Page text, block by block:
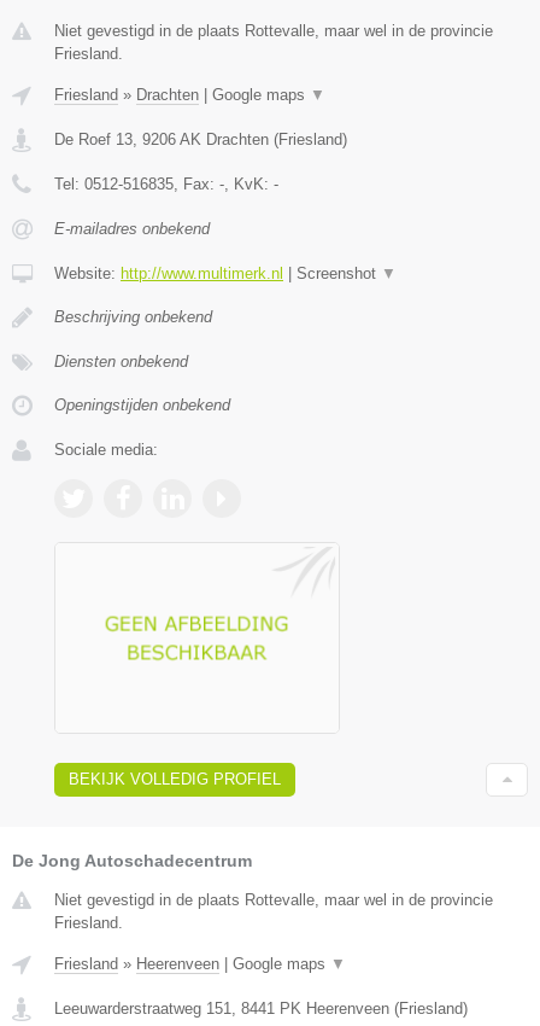
Niet gevestigd in de plaats Rottevalle, maar wel in de provincie
Friesland.
Friesland » Drachten Google maps ▼
De Roef 13, 9206 AK Drachten (Friesland)
Tel: 0512-516835, Fax: -, KvK: -
E-mailadres onbekend
Website: http://www.multimerk.nl Screenshot ▼
Beschrijving onbekend
Diensten onbekend
Openingstijden onbekend
Sociale media:
BEKIJK VOLLEDIG PROFIEL
De Jong Autoschadecentrum
Niet gevestigd in de plaats Rottevalle, maar wel in de provincie
Friesland.
Friesland » Heerenveen Google maps ▼
Leeuwarderstraatweg 151, 8441 PK Heerenveen (Friesland)